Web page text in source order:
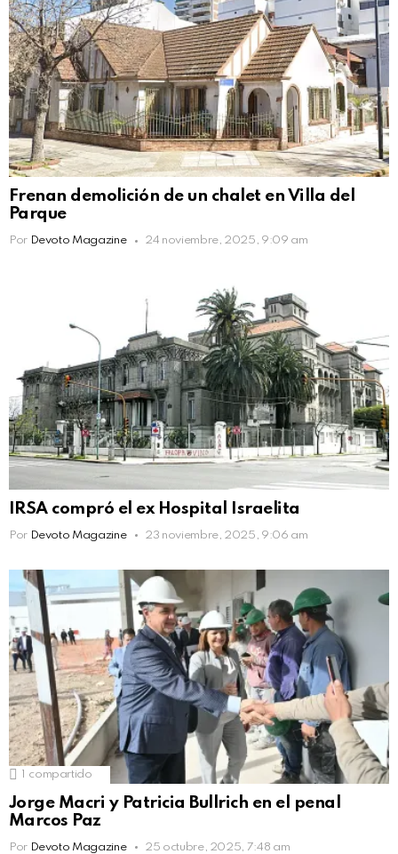
Frenan demolición de un chalet en Villa del
Parque
Por Devoto Magazine 24 noviembre, 2025, 9:09 am
IRSA compró el ex Hospital Israelita
Por Devoto Magazine 23 noviembre, 2025, 9:06 am
1 compartido
Jorge Macri y Patricia Bullrich en el penal
Marcos Paz
Por Devoto Magazine 25 octubre, 2025, 7:48 am